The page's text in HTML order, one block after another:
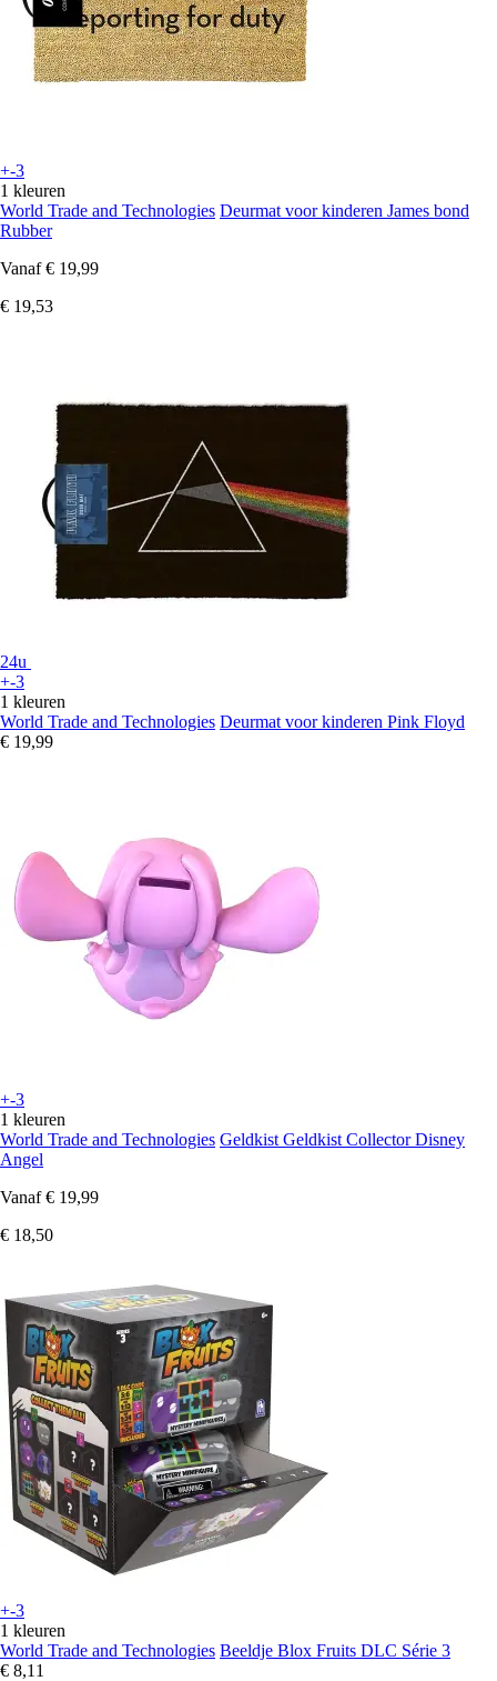
+-3
1 kleuren
World Trade and Technologies Deurmat voor kinderen James bond
Rubber
Vanaf € 19,99
€ 19,53
24u
+-3
1 kleuren
World Trade and Technologies Deurmat voor kinderen Pink Floyd
€ 19,99
+-3
1 kleuren
World Trade and Technologies Geldkist Geldkist Collector Disney
Angel
Vanaf € 19,99
€ 18,50
+-3
1 kleuren
World Trade and Technologies Beeldje Blox Fruits DLC Série 3
€ 8,11